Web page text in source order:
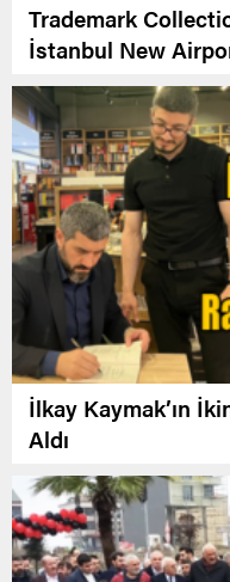
Trademark
İstanbul New
Açıldı
İlkay Kaymak’ın
Aldı